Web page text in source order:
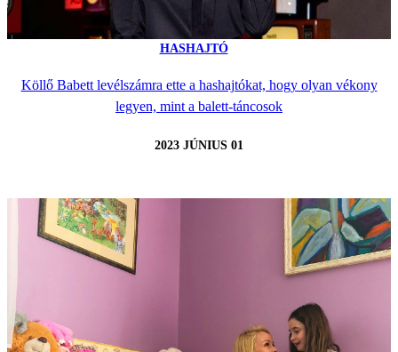
HASHAJTÓ
Köllő Babett levélszámra ette a hashajtókat, hogy olyan vékony
legyen, mint a balett-táncosok
2023 JÚNIUS 01